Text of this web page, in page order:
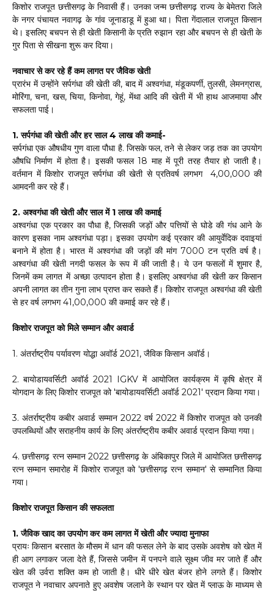
किशोर राजपूत छत्तीसगढ़ के निवासी हैं। उनका जन्म छत्तीसगढ़ राज्य के बेमेतरा जिले
के नगर पंचायत नवागढ़ के गांव जूनाडाडू में हुआ था। पिता गेंदालाल राजपूत किसान
थे। इसलिए बचपन से ही खेती किसानी के प्रति रुझान रहा और बचपन से ही खेती के
गुर पिता से सीखना शुरू कर दिया।
नवाचार से कर रहे हैं कम लागत पर जैविक खेती
प्रारंभ में उन्होंने सर्पगंधा की खेती की, बाद में अश्वगंधा, मंडूकपर्णी, तुलसी, लेमनग्रास,
मोरिंगा, चना, खस, चिया, किनोवा, गेहूं, मेंथा आदि की खेती में भी हाथ आजमाया और
सफलता पाई।
1. सर्पगंधा की खेती और हर साल ₹4 लाख की कमाई-
सर्पगंधा एक औषधीय गुण वाला पौधा है. जिसके फल, तने से लेकर जड़ तक का उपयोग
औषधि निर्माण में होता है। इसकी फसल 18 माह में पूरी तरह तैयार हो जाती है।
वर्तमान में किशोर राजपूत सर्पगंधा की खेती से प्रतिवर्ष लगभग ₹ 4,00,000 की
आमदनी कर रहे हैं।
2. अश्वगंधा की खेती और साल में ₹1 लाख की कमाई
अश्वगंधा एक प्रकार का पौधा है, जिसकी जड़ों और पत्तियों से घोडे की गंध आने के
कारण इसका नाम अश्वगंधा पड़ा। इसका उपयोग कई प्रकार की आयुर्वेदिक दवाइयां
बनाने में होता है। भारत में अश्वगंधा की जड़ों की मांग 7000 टन प्रति वर्ष है।
अश्वगंधा की खेती नगदी फसल के रूप में की जाती है। ये उन फसलों में शुमार है,
जिनमें कम लागत में अच्छा उत्पादन होता है। इसलिए अश्वगंधा की खेती कर किसान
अपनी लागत का तीन गुना लाभ प्राप्त कर सकते हैं। किशोर राजपूत अश्वगंधा की खेती
से हर वर्ष लगभग 41,00,000 की कमाई कर रहे हैं।
किशोर राजपूत को मिले सम्मान और अवार्ड
1. अंतर्राष्ट्रीय पर्यावरण योद्धा अवॉर्ड 2021, जैविक किसान अवॉर्ड।
2. बायोडायवर्सिटी अवॉर्ड 2021 IGKV में आयोजित कार्यक्रम में कृषि क्षेत्र में
योगदान के लिए किशोर राजपूत को 'बायोडायवर्सिटी अवॉर्ड 2021' प्रदान किया गया।
3. अंतर्राष्ट्रीय कबीर अवार्ड सम्मान 2022 वर्ष 2022 में किशोर राजपूत को उनकी
उपलब्धियों और सराहनीय कार्य के लिए अंतर्राष्ट्रीय कबीर अवार्ड प्रदान किया गया।
4. छत्तीसगढ़ रत्न सम्मान 2022 छत्तीसगढ़ के अंबिकापुर जिले में आयोजित छत्तीसगढ़
रत्न सम्मान समारोह में किशोर राजपूत को 'छत्तीसगढ़ रत्न सम्मान' से सम्मानित किया
गया।
किशोर राजपूत किसान की सफलता
1. जैविक खाद का उपयोग कर कम लागत में खेती और ज्यादा मुनाफा
प्रायः किसान बरसात के मौसम में धान की फसल लेने के बाद उसके अवशेष को खेत में
ही आग लगाकर जला देते हैं, जिससे जमीन में पनपने वाले सूक्ष्म जीव मर जाते हैं और
खेत की उर्वरा शक्ति कम हो जाती है। धीरे धीरे खेत बंजर होने लगते हैं। किशोर
राजपूत ने नवाचार अपनाते हुए अवशेष जलाने के स्थान पर खेत में प्लाऊ के माध्यम से